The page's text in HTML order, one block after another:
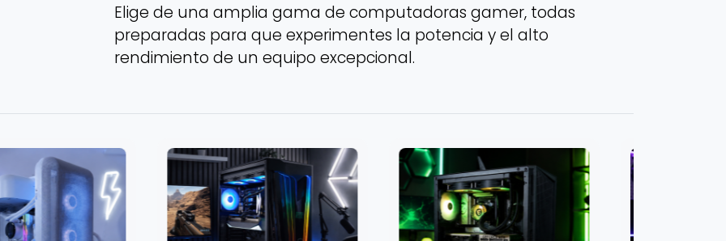
Elige de una amplia gama de computadoras gamer, todas
preparadas para que experimentes la potencia y el alto
rendimiento de un equipo excepcional.